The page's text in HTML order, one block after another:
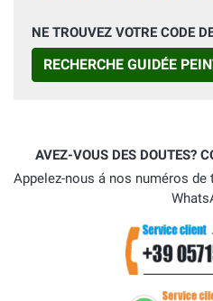
NE TROUVEZ VOTRE CODE
RECHERCHE GUIDÉE
AVEZ-VOUS DES DOUTES?
Appelez-nous á nos numéros